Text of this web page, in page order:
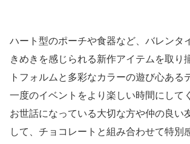
ハート型のポーチや食器など、バレンタ
きめきを感じられる新作アイテムを取り
トフォルムと多彩なカラーの遊び心ある
一度のイベントをより楽しい時間にして
お世話になっている大切な方や仲の良い
して、チョコレートと組み合わせて特別